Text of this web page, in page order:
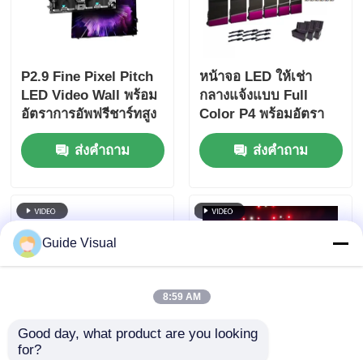
P2.9 Fine Pixel Pitch
LED Video Wall พร้อม
อัตราการอัพฟรีชาร์ทสูง
7680Hz และการรองรับ
พลังงานและสัญญาณ
แบบสองแบบสําหรับ
ส่งคำถาม
หน้าจอ LED ให้เช่า
กลางแจ้งแบบ Full
Color P4 พร้อมอัตรา
การรีเฟรช 7680Hz และ
กันน้ำ IP65 สำหรับ
จอแสดงผล HD Video
ส่งคำถาม
Guide Visual
8:59 AM
Good day, what product are you looking
for?